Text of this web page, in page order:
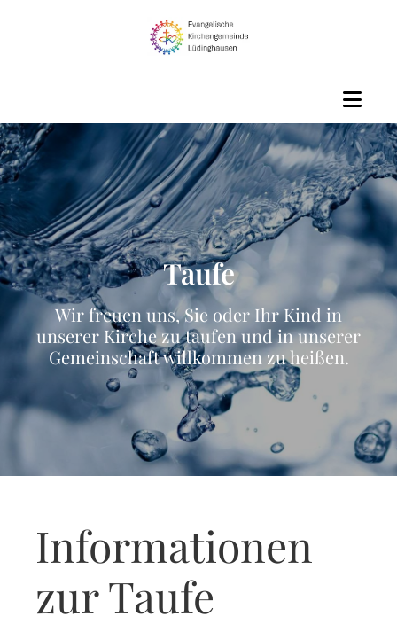
Taufe
Wir freuen uns, Sie oder Ihr Kind in
unserer Kirche zu taufen und in unserer
Gemeinschaft willkommen zu heißen.
Informationen
zur Taufe